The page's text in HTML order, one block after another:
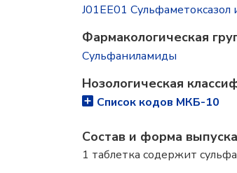
J01EE01
Фармакологическая
Сульфаниламиды
Нозологическая
Список кодов МКБ-10
Состав и форма выпускa
1 таблетка содержит